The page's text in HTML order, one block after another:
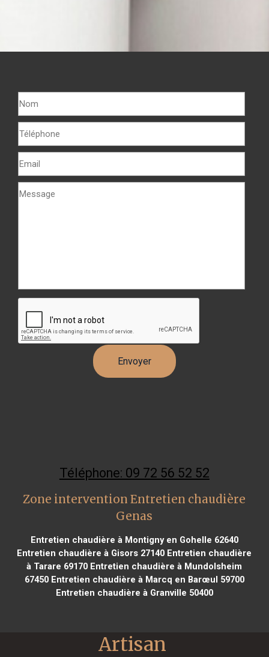
Téléphone: 09 72 56 52 52
Zone intervention Entretien chaudière
Genas
Entretien chaudière à Montigny en Gohelle 62640
Entretien chaudière à Gisors 27140 Entretien chaudière
à Tarare 69170 Entretien chaudière à Mundolsheim
67450Entretien chaudière à Marcq en Barœul 59700
Entretien chaudière à Granville 50400
Artisan